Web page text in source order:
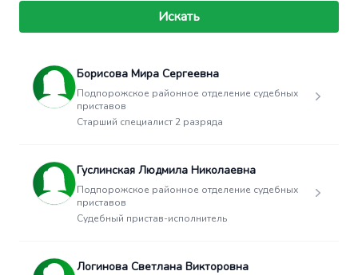
Искать
Борисова Мира Сергеевна
Подпорожское районное отделение судебных
приставов
Старший специалист 2 разряда
Гуслинская Людмила Николаевна
Подпорожское районное отделение судебных
приставов
Судебный пристав-исполнитель
Логинова Светлана Викторовна